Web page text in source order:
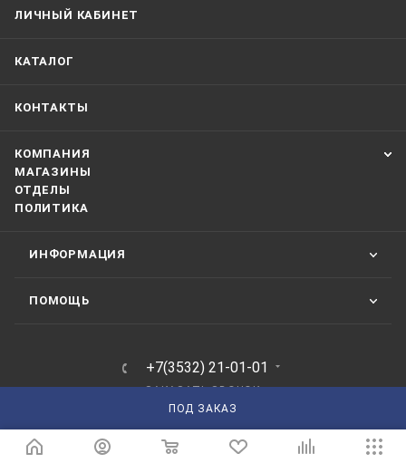
ПОД ЗАКАЗ
ЛИЧНЫЙ КАБИНЕТ
КАТАЛОГ
КОНТАКТЫ
КОМПАНИЯ
МАГАЗИНЫ
ОТДЕЛЫ
ПОЛИТИКА
ИНФОРМАЦИЯ
ПОМОЩЬ
+7(3532) 21-01-01
ЗАКАЗАТЬ ЗВОНОК
210101@mail.ru